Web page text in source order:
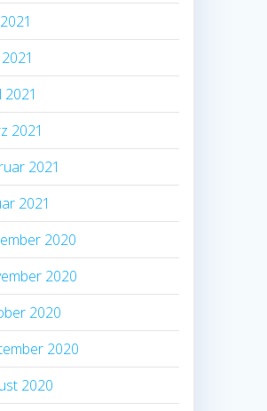
2021
2021
2021
2021
2020
2020
2020
2020
2020